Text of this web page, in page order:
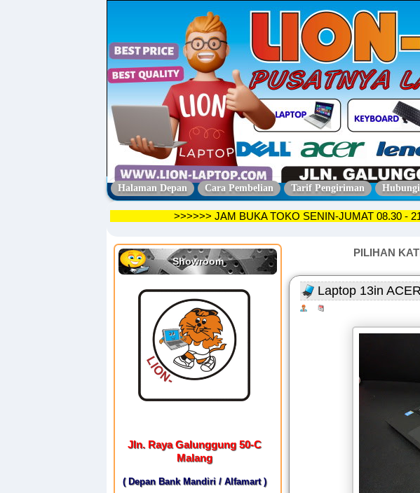
Halaman Depan Cara Pembelian Tarif Pengiriman
>>>>>> JAM BUKA TOKO SENIN-JUMAT
Showroom
Jln. Raya Galunggung 50-C
Malang
( Depan Bank Mandiri / Alfamart )
PILIHAN
Laptop 13in